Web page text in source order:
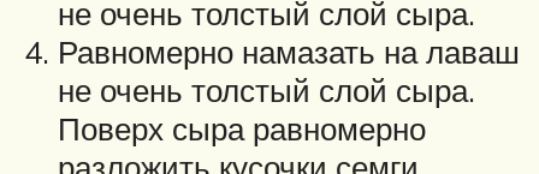
не очень толстый слой сыра.
Равномерно намазать на лаваш
не очень толстый слой сыра.
Поверх сыра равномерно